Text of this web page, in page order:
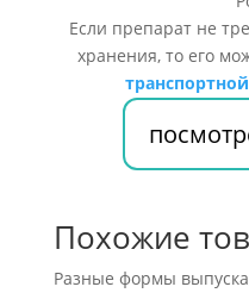
Если препарат не
хранения, то его
Похожие
Разные формы